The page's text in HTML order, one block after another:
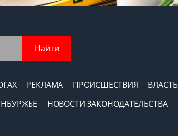
Найти
РЕКЛАМА ПРОИСШЕСТВИЯ
ВЛАСТЬ
НОВОСТИ ЗАКОНОДАТЕЛЬСТВА